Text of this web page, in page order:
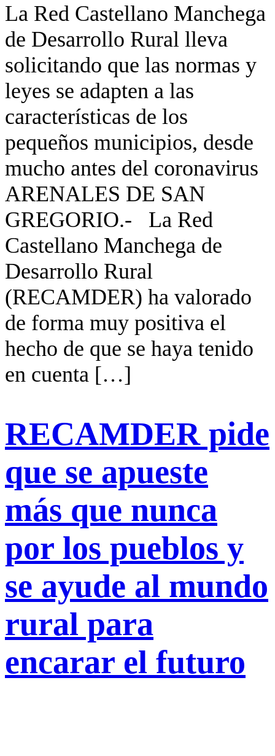
La Red Castellano Manchega
de Desarrollo Rural lleva
solicitando que las normas y
leyes se adapten a las
características de los
pequeños municipios, desde
mucho antes del coronavirus
ARENALES DE SAN
GREGORIO.- La Red
Castellano Manchega de
Desarrollo Rural
(RECAMDER) ha valorado
de forma muy positiva el
hecho de que se haya tenido
en cuenta […]
RECAMDER pide
que se apueste
más que nunca
por los pueblos y
se ayude al mundo
rural para
encarar el futuro